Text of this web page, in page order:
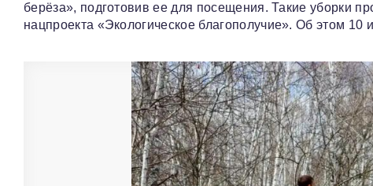
берёза», подготовив ее для посещения. Такие уборки
нацпроекта «Экологическое благополучие». Об этом 10